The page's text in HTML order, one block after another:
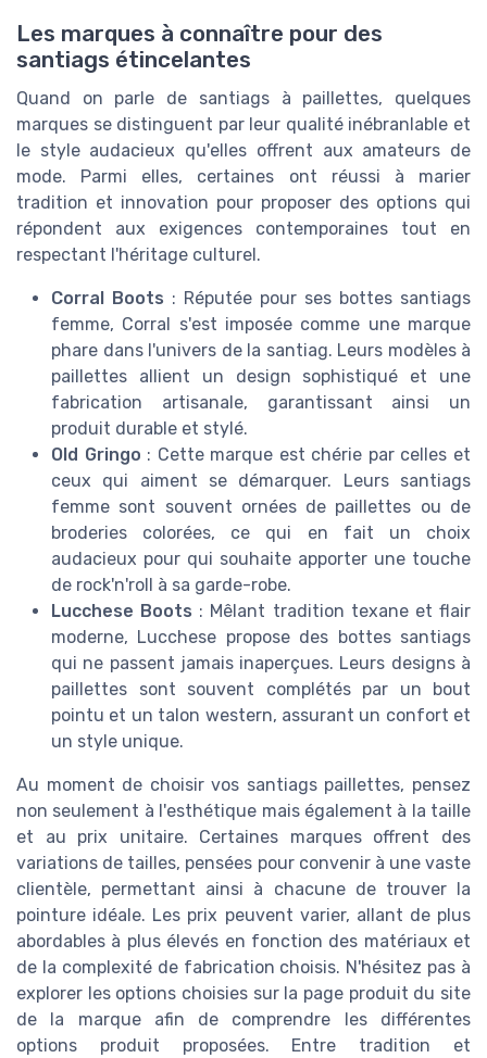
Les marques à connaître pour des
santiags étincelantes
Quand on parle de santiags à paillettes, quelques
marques se distinguent par leur qualité inébranlable et
le style audacieux qu'elles offrent aux amateurs de
mode. Parmi elles, certaines ont réussi à marier
tradition et innovation pour proposer des options qui
répondent aux exigences contemporaines tout en
respectant l'héritage culturel.
Corral Boots : Réputée pour ses bottes santiags
femme, Corral s'est imposée comme une marque
phare dans l'univers de la santiag. Leurs modèles à
paillettes allient un design sophistiqué et une
fabrication artisanale, garantissant ainsi un
produit durable et stylé.
Old Gringo : Cette marque est chérie par celles et
ceux qui aiment se démarquer. Leurs santiags
femme sont souvent ornées de paillettes ou de
broderies colorées, ce qui en fait un choix
audacieux pour qui souhaite apporter une touche
de rock'n'roll à sa garde-robe.
Lucchese Boots : Mêlant tradition texane et flair
moderne, Lucchese propose des bottes santiags
qui ne passent jamais inaperçues. Leurs designs à
paillettes sont souvent complétés par un bout
pointu et un talon western, assurant un confort et
un style unique.
Au moment de choisir vos santiags paillettes, pensez
non seulement à l'esthétique mais également à la taille
et au prix unitaire. Certaines marques offrent des
variations de tailles, pensées pour convenir à une vaste
clientèle, permettant ainsi à chacune de trouver la
pointure idéale. Les prix peuvent varier, allant de plus
abordables à plus élevés en fonction des matériaux et
de la complexité de fabrication choisis. N'hésitez pas à
explorer les options choisies sur la page produit du site
de la marque afin de comprendre les différentes
options produit proposées. Entre tradition et